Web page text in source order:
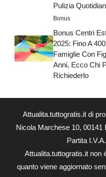
Pulizia
Bonus
Bonus Centri
2025: Fino A
Famiglie Con
Anni, Ecco Chi
Richiederlo
Attualita.tuttogratis.it di
Nicola Marchese 10,
Partita
Attualita.tuttogratis.it non
quanto viene aggiornato